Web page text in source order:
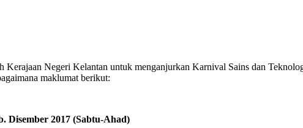
Negeri Kelantan untuk menganjurkan Karnival Sains dan
maklumat berikut:
2017 (Sabtu-Ahad)